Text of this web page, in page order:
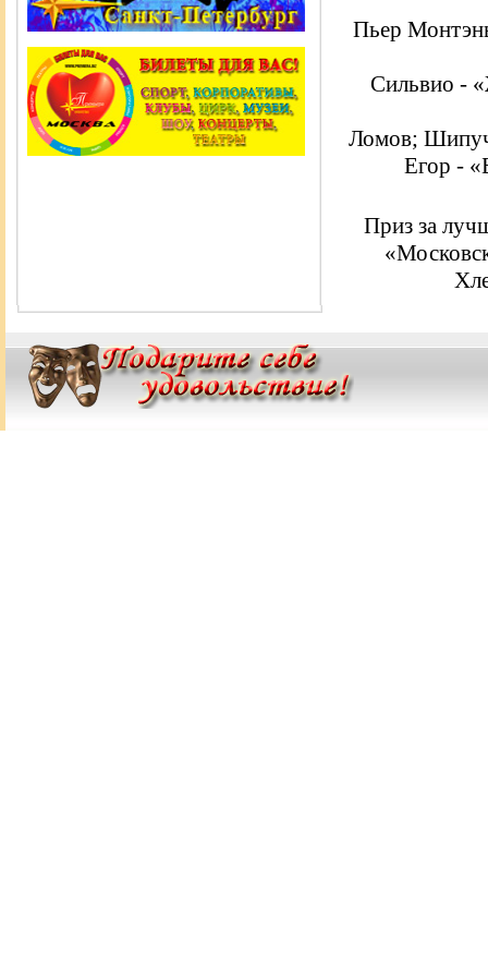
Пьер
Сильвио -
Ломов;
Егор -
Приз за